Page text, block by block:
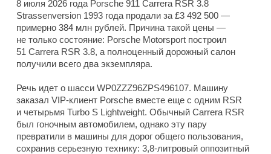
8 июля 2026 года Porsche 911 Carrera RSR 3.8
Strassenversion 1993 года продали за £3 492 500 —
примерно 384 млн рублей. Причина такой цены —
не только состояние: Porsche Motorsport построил
51 Carrera RSR 3.8, а полноценный дорожный салон
получили всего два экземпляра.
Речь идет о шасси WP0ZZZ96ZPS496107. Машину
заказал VIP-клиент Porsche вместе еще с одним RSR
и четырьмя Turbo S Lightweight. Обычный Carrera RSR
был гоночным автомобилем, однако эту пару
превратили в машины для дорог общего пользования,
сохранив серьезную технику: 3,8-литровый оппозитный